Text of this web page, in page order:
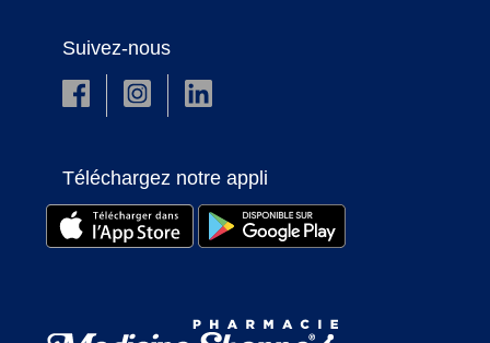
Suivez-nous
Téléchargez notre appli